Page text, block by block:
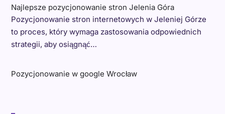
Najlepsze pozycjonowanie stron Jelenia Góra
Pozycjonowanie stron internetowych w Jeleniej Górze
to proces, który wymaga zastosowania odpowiednich
strategii, aby osiągnąć…
Pozycjonowanie w google Wrocław